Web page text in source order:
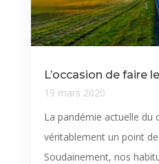
L’occasion de faire
19 mars 2020
La pandémie actuelle du
véritablement un point
Soudainement, nos